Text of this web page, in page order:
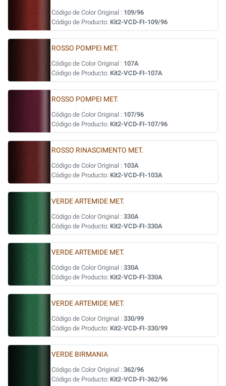
Código de Color Original : 109/96
Código de Producto: Kit2-VCD-FI-109/96
ROSSO POMPEI MET.
Código de Color Original : 107A
Código de Producto: Kit2-VCD-FI-107A
ROSSO POMPEI MET.
Código de Color Original : 107/96
Código de Producto: Kit2-VCD-FI-107/96
ROSSO RINASCIMENTO MET.
Código de Color Original : 103A
Código de Producto: Kit2-VCD-FI-103A
VERDE ARTEMIDE MET.
Código de Color Original : 330A
Código de Producto: Kit2-VCD-FI-330A
VERDE ARTEMIDE MET.
Código de Color Original : 330A
Código de Producto: Kit2-VCD-FI-330A
VERDE ARTEMIDE MET.
Código de Color Original : 330/99
Código de Producto: Kit2-VCD-FI-330/99
VERDE BIRMANIA
Código de Color Original : 362/96
Código de Producto: Kit2-VCD-FI-362/96